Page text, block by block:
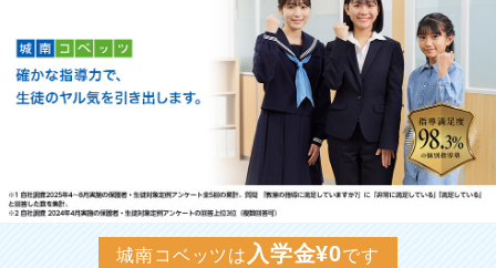
城南コベッツは 入学金¥0です